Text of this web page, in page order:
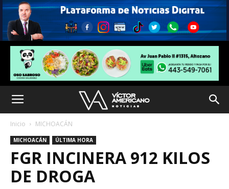
Inicio MICHOACÁN
MICHOACÁN ÚLTIMA HORA
FGR INCINERA 912 KILOS
DE DROGA